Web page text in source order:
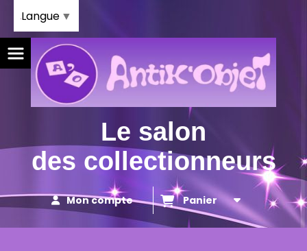
Le salon
des collectionneurs
Mon compte Panier
Langue ▼